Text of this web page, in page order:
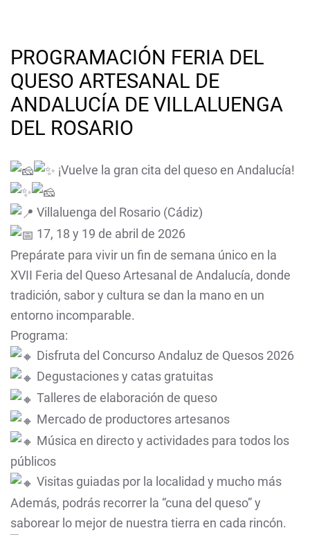
PROGRAMACIÓN FERIA DEL
QUESO ARTESANAL DE
ANDALUCÍA DE VILLALUENGA
DEL ROSARIO
¡Vuelve la gran cita del queso en Andalucía!
Villaluenga del Rosario (Cádiz)
17, 18 y 19 de abril de 2026
Prepárate para vivir un fin de semana único en la
XVII Feria del Queso Artesanal de Andalucía, donde
tradición, sabor y cultura se dan la mano en un
entorno incomparable.
Programa:
Disfruta del Concurso Andaluz de Quesos 2026
Degustaciones y catas gratuitas
Talleres de elaboración de queso
Mercado de productores artesanos
Música en directo y actividades para todos los
públicos
Visitas guiadas por la localidad y mucho más
Además, podrás recorrer la “cuna del queso” y
saborear lo mejor de nuestra tierra en cada rincón.